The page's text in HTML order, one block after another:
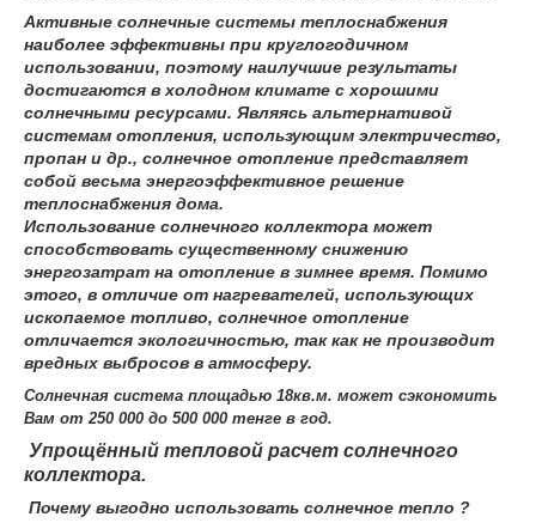
Активные солнечные системы теплоснабжения
наиболее эффективны при круглогодичном
использовании, поэтому наилучшие результаты
достигаются в холодном климате с хорошими
солнечными ресурсами. Являясь альтернативой
системам отопления, использующим электричество,
пропан и др., солнечное отопление представляет
собой весьма энергоэффективное решение
теплоснабжения дома.
Использование солнечного коллектора может
способствовать существенному снижению
энергозатрат на отопление в зимнее время. Помимо
этого, в отличие от нагревателей, использующих
ископаемое топливо, солнечное отопление
отличается экологичностью, так как не производит
вредных выбросов в атмосферу.
Солнечная система площадью 18кв.м. может сэкономить
Вам от 250 000 до 500 000 тенге в год.
Упрощённый тепловой расчет солнечного
коллектора.
Почему выгодно использовать солнечное тепло ?